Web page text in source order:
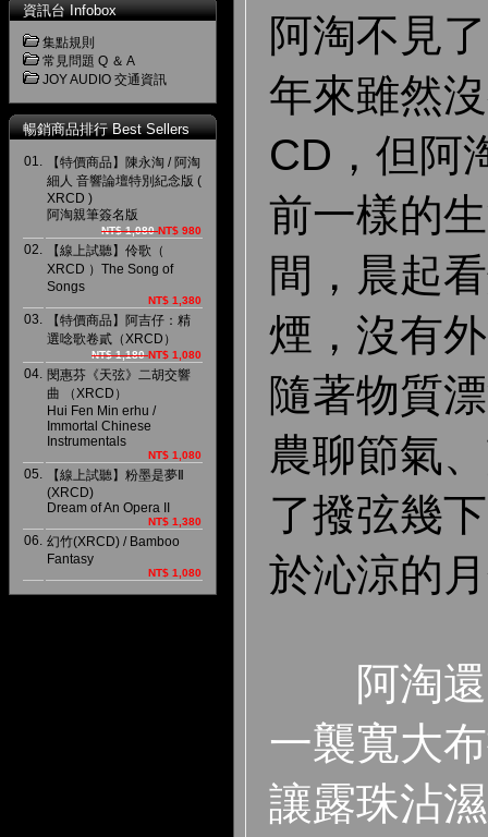
資訊台 Infobox
集點規則
常見問題 Q ＆ A
JOY AUDIO 交通資訊
暢銷商品排行 Best Sellers
01.
【特價商品】陳永淘 / 阿淘
細人 音響論壇特別紀念版 (
XRCD )
阿淘親筆簽名版
NT$ 1,080NT$ 980
02.
【線上試聽】伶歌（
XRCD ）The Song of
Songs
NT$ 1,380
03.
【特價商品】阿吉仔：精
選唸歌卷貳（XRCD）
NT$ 1,180NT$ 1,080
04. 閔惠芬《天弦》二胡交響
曲 （XRCD）
Hui Fen Min erhu /
Immortal Chinese
Instrumentals
NT$ 1,080
05.
【線上試聽】粉墨是夢Ⅱ
(XRCD)
Dream of An Opera II
NT$ 1,380
06. 幻竹(XRCD) / Bamboo
Fantasy
NT$ 1,080
阿淘不見
年來雖然
CD，但阿
前一樣的
間，晨起
煙，沒有
隨著物質
農聊節氣
了撥弦幾
於沁涼的
阿淘還
一襲寬大
讓露珠沾